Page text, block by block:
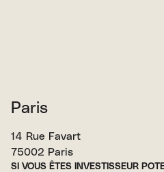
Paris
14 Rue Favart
75002 Paris
SI VOUS ÊTES INVESTISSEUR